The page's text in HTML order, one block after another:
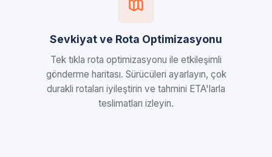
Sevkiyat ve Rota Optimizasyonu
Tek tıkla rota optimizasyonu ile etkileşimli
gönderme haritası. Sürücüleri ayarlayın, çok
durakli rotaları iyileştirin ve tahmini ETA'larla
teslimatları izleyin.